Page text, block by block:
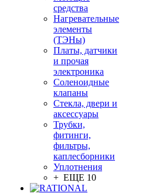
средства
Нагревательные
элементы
(ТЭНы)
Платы, датчики
и прочая
электроника
Соленоидные
клапаны
Стекла, двери и
аксессуары
Трубки,
фитинги,
фильтры,
каплесборники
Уплотнения
+ ЕЩЕ 10